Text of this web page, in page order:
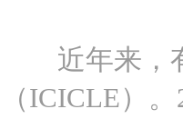
近年来，有
（ICICLE）